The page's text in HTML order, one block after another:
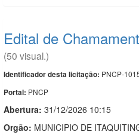
Edital de
(50 visual.)
Identificador desta licitação: PNCP-
Portal: PNCP
Abertura: 31/12/2026 10:15
Orgão: MUNICIPIO DE